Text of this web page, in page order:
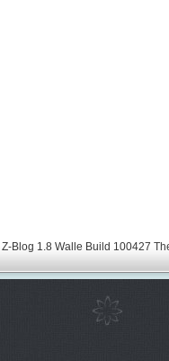
Z-Blog 1.8 Walle Build 100427